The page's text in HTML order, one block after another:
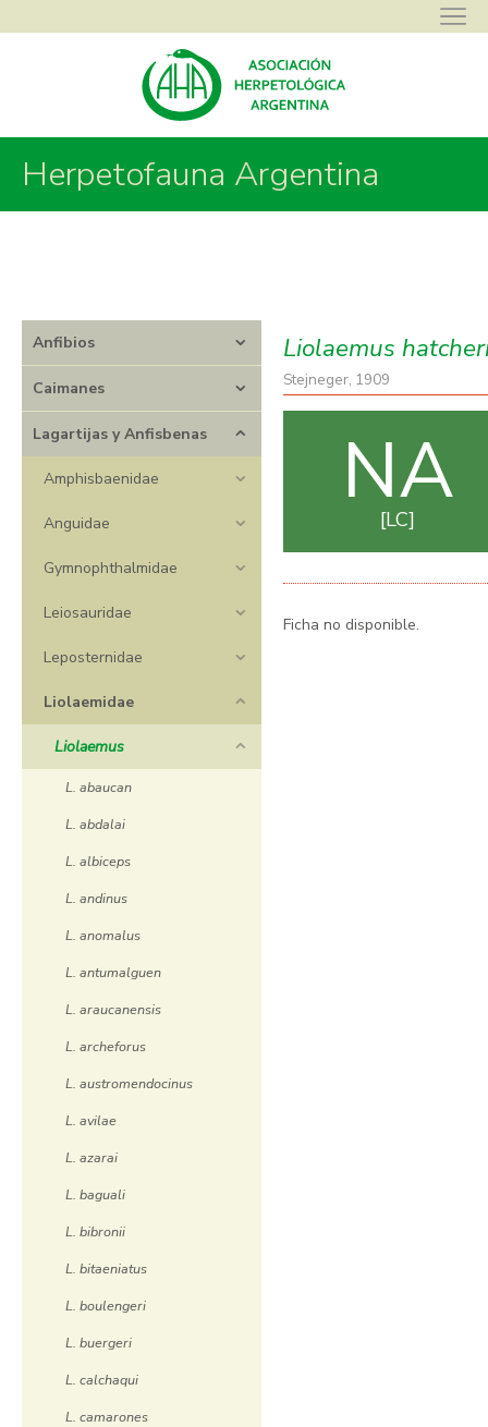
Lagartijas y Anfisbenas> Liolaemidae>Liolaemus>Liolaemus
Herpetofauna Argentina
Anfibios
Caimanes
Lagartijas y Anfisbenas
Amphisbaenidae
Anguidae
Gymnophthalmidae
Leiosauridae
Leposternidae
Liolaemidae
Liolaemus
L. abaucan
L. abdalai
L. albiceps
L. andinus
L. anomalus
L. antumalguen
L. araucanensis
L. archeforus
L. austromendocinus
L. avilae
L. azarai
L. baguali
L. bibronii
L. bitaeniatus
L. boulengeri
L. buergeri
L. calchaqui
L. camarones
Liolaemus
Stejneger, 1909
NA
LC
Ficha no disponible.